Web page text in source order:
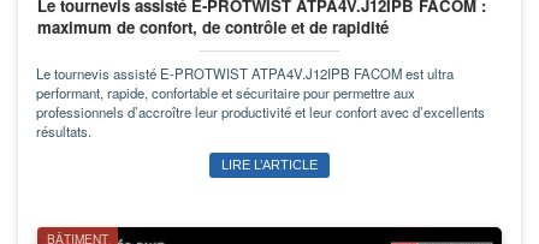
Le tournevis assisté E-PROTWIST ATPA4V.J12IPB FACOM :
maximum de confort, de contrôle et de rapidité
Le tournevis assisté E-PROTWIST ATPA4V.J12IPB FACOM est ultra
performant, rapide, confortable et sécuritaire pour permettre aux
professionnels d’accroître leur productivité et leur confort avec d’excellents
résultats.
LIRE L’ARTICLE
BÂTIMENT